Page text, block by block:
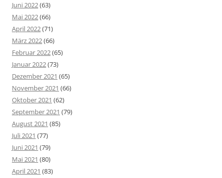
Juni 2022(63)
Mai 2022(66)
April 2022(71)
März 2022(66)
Februar 2022(65)
Januar 2022(73)
Dezember 2021 (65)
November 2021 (66)
Oktober 2021 (62)
September 2021 (79)
August 2021 (85)
Juli 2021 (77)
Juni 2021 (79)
Mai 2021 (80)
April 2021 (83)